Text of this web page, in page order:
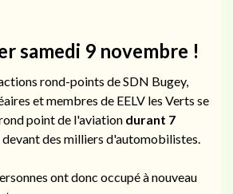
samedi 9 novembre !
rond-points de SDN Bugey,
et membres de EELV les Verts se
point de l'aviation durant 7
devant des milliers d'automobilistes.
ont donc occupé à nouveau